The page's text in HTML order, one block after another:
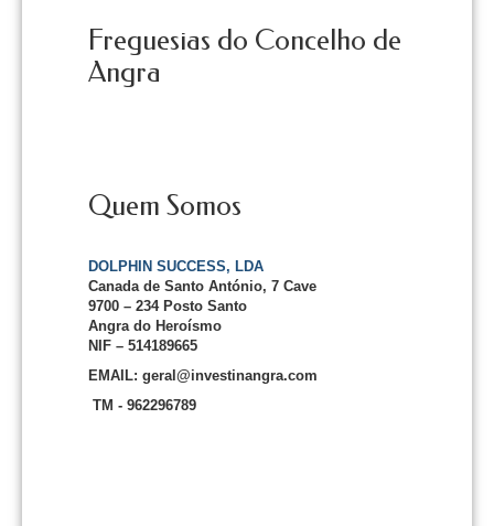
Freguesias do Concelho de
Angra
Quem Somos
DOLPHIN SUCCESS, LDA
Canada de Santo António, 7 Cave
9700 – 234 Posto Santo
Angra do Heroísmo
NIF – 514189665
EMAIL: geral@investinangra.com
TM - 962296789